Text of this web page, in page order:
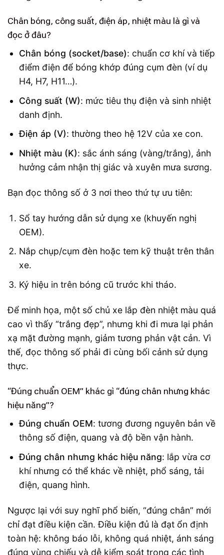
Chân bóng, công suất, điện áp, nhiệt màu là gì và
đọc ở đâu?
Chân bóng (socket/base): chuẩn cơ khí và tiếp
điểm điện để bóng khớp đúng cụm đèn (ví dụ
H4, H7, H11…).
Công suất (W): mức tiêu thụ điện và sinh nhiệt
danh định.
Điện áp (V): thường theo hệ 12V của xe con.
Nhiệt màu (K): sắc ánh sáng (vàng/trắng), ảnh
hưởng cảm nhận thị giác và xuyên mưa sương.
Bạn đọc thông số ở 3 nơi theo thứ tự ưu tiên:
Sổ tay hướng dẫn sử dụng xe (khuyến nghị
OEM).
Nắp chụp/cụm đèn hoặc tem kỹ thuật trên thân
xe.
Ký hiệu in trên bóng cũ trước khi tháo.
Để minh họa, một số chủ xe lắp đèn nhiệt màu quá
cao vì thấy “trắng đẹp”, nhưng khi đi mưa lại phản
xạ mặt đường mạnh, giảm tương phản vật cản. Vì
thế, đọc thông số phải đi cùng bối cảnh sử dụng
thực.
“Đúng chuẩn OEM” khác gì “đúng chân nhưng khác
hiệu năng”?
Đúng chuẩn OEM: tương đương nguyên bản về
thông số điện, quang và độ bền vận hành.
Đúng chân nhưng khác hiệu năng: lắp vừa cơ
khí nhưng có thể khác về nhiệt, phổ sáng, tải
điện, quang hình.
Ngược lại với suy nghĩ phổ biến, “đúng chân” mới
chỉ đạt điều kiện cần. Điều kiện đủ là đạt ổn định
toàn hệ: không báo lỗi, không quá nhiệt, ánh sáng
đúng vùng chiếu và dễ kiểm soát trong các tình